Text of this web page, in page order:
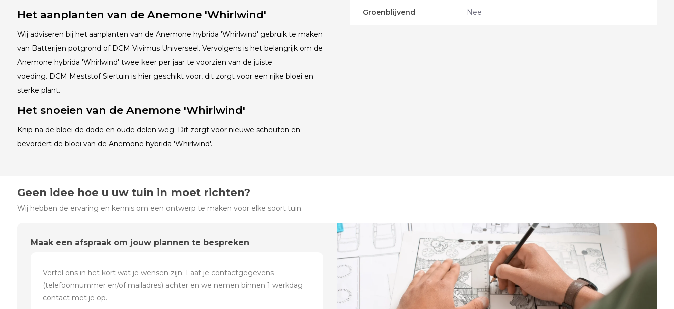
Het aanplanten van de Anemone 'Whirlwind'
Wij adviseren bij het aanplanten van de Anemone hybrida 'Whirlwind' gebruik te maken
van Batterijen potgrond of DCM Vivimus Universeel. Vervolgens is het belangrijk om de
Anemone hybrida 'Whirlwind' twee keer per jaar te voorzien van de juiste
voeding. DCM Meststof Siertuin is hier geschikt voor, dit zorgt voor een rijke bloei en
sterke plant.
Het snoeien van de Anemone 'Whirlwind'
Knip na de bloei de dode en oude delen weg. Dit zorgt voor nieuwe scheuten en
bevordert de bloei van de Anemone hybrida 'Whirlwind'.
Groenblijvend Nee
Geen idee hoe u uw tuin in moet richten?
Wij hebben de ervaring en kennis om een ontwerp te maken voor elke soort tuin.
Maak een afspraak om jouw plannen te bespreken